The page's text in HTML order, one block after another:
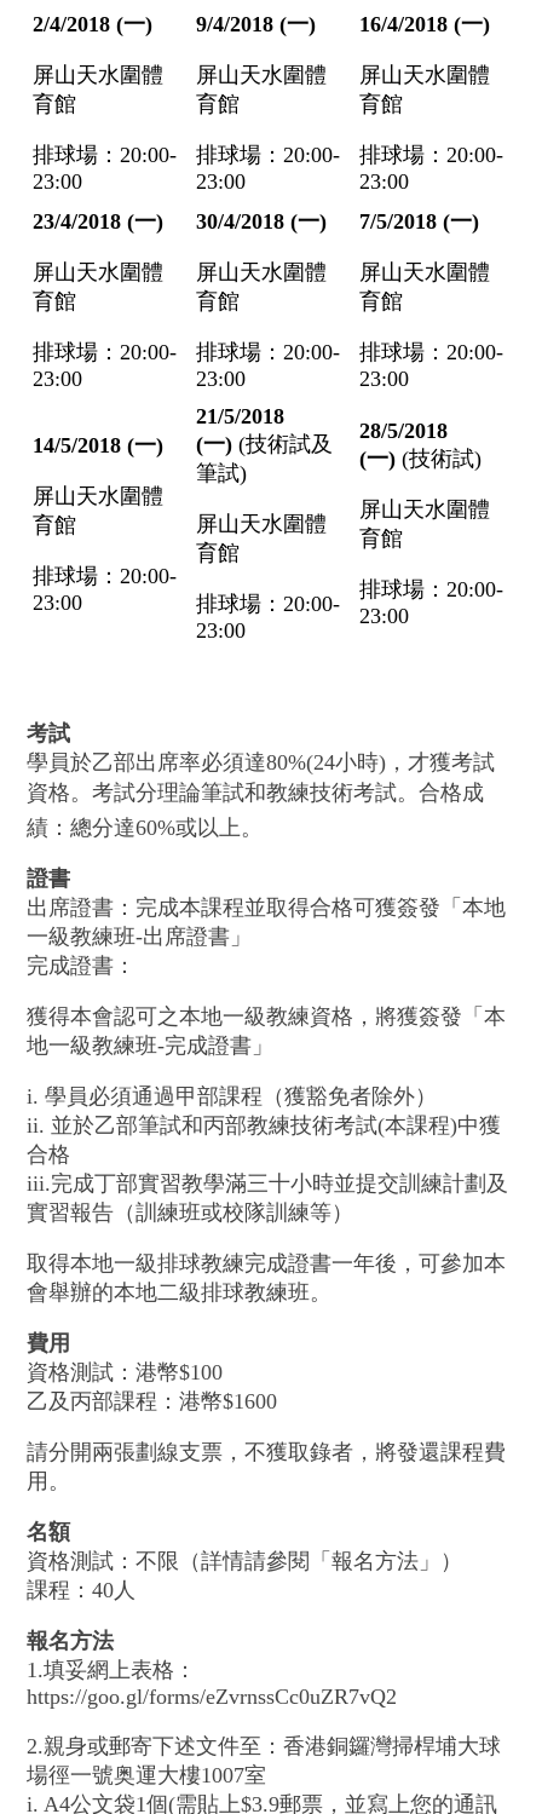
2/4/2018 (一)
屏山天水圍體
育館
排球場：20:00-
23:00
9/4/2018 (一)
屏山天水圍體
育館
排球場：20:00-
23:00
16/4/2018 (一)
屏山天水圍體
育館
排球場：20:00-
23:00
23/4/2018 (一)
屏山天水圍體
育館
排球場：20:00-
23:00
30/4/2018 (一)
屏山天水圍體
育館
排球場：20:00-
23:00
7/5/2018 (一)
屏山天水圍體
育館
排球場：20:00-
23:00
14/5/2018 (一)
屏山天水圍體
育館
排球場：20:00-
23:00
21/5/2018
(一) (技術試及
筆試)
屏山天水圍體
育館
排球場：20:00-
23:00
28/5/2018
(一) (技術試)
屏山天水圍體
育館
排球場：20:00-
23:00
考試
學員於乙部出席率必須達80%(24小時)，才獲考試
資格。考試分理論筆試和教練技術考試。合格成
績：總分達60%或以上。
證書
出席證書：完成本課程並取得合格可獲簽發「本地
一級教練班-出席證書」
完成證書：
獲得本會認可之本地一級教練資格，將獲簽發「本
地一級教練班-完成證書」
i. 學員必須通過甲部課程（獲豁免者除外）
ii. 並於乙部筆試和丙部教練技術考試(本課程)中獲
合格
iii.完成丁部實習教學滿三十小時並提交訓練計劃及
實習報告（訓練班或校隊訓練等）
取得本地一級排球教練完成證書一年後，可參加本
會舉辦的本地二級排球教練班。
費用
資格測試：港幣$100
乙及丙部課程：港幣$1600
請分開兩張劃線支票，不獲取錄者，將發還課程費
用。
名額
資格測試：不限（詳情請參閱「報名方法」）
課程：40人
報名方法
1.填妥網上表格：
https://goo.gl/forms/eZvrnssCc0uZR7vQ2
2.親身或郵寄下述文件至：香港銅鑼灣掃桿埔大球
場徑一號奥運大樓1007室
i. A4公文袋1個(需貼上$3.9郵票，並寫上您的通訊